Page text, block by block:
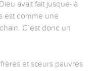
avait fait jusque-là
est comme une
C’est donc un
et sœurs pauvres